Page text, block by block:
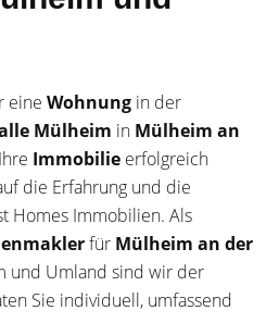
eine Wohnung in der
Mülheim in Mülheim an
Immobilie erfolgreich
die Erfahrung und die
Homes Immobilien. Als
für Mülheim an der
und Umland sind wir der
Sie individuell, umfassend